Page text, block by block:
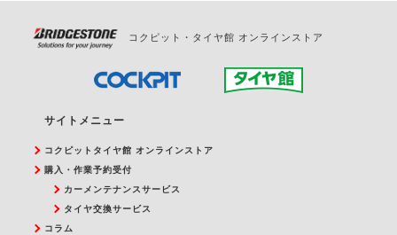
コクピット・タイヤ館 オンラインストア
サイトメニュー
コクピットタイヤ館 オンラインストア
購入・作業予約受付
カーメンテナンスサービス
タイヤ交換サービス
コラム